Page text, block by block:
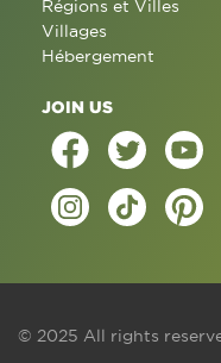
Régions et Villes
Villages
Hébergement
JOIN US
© 2025 All rights